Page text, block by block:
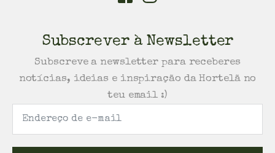
Subscrever à Newsletter
Subscreve a newsletter para receberes
notícias, ideias e inspiração da Hortelã no
teu email :)